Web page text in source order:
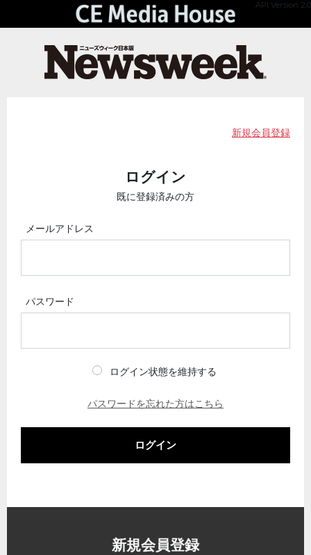
API Version 2.0
新規会員登録
ログイン
既に登録済みの方
メールアドレス
パスワード
ログイン状態を維持する
パスワードを忘れた方はこちら
ログイン
新規会員登録